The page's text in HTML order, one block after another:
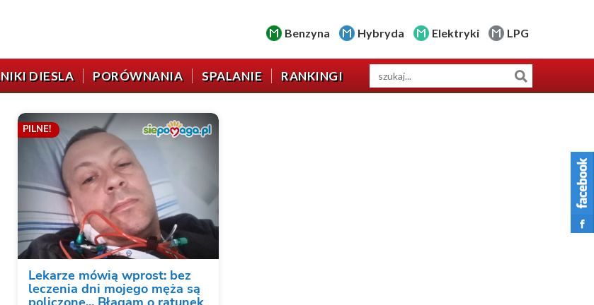
Benzyna Hybryda Elektryki LPG
DIESLA PORÓWNANIA SPALANIE RANKINGI